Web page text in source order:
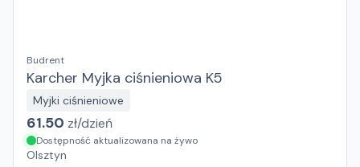
Budrent
Karcher Myjka ciśnieniowa K5
Myjki ciśnieniowe
61.50 zł/dzień
Dostępność aktualizowana na żywo
Olsztyn